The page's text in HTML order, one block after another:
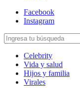
Facebook
Instagram
Celebrity
Vida y salud
Hijos y familia
Virales